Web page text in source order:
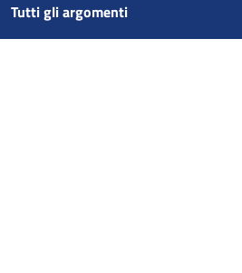
Tutti gli argomenti